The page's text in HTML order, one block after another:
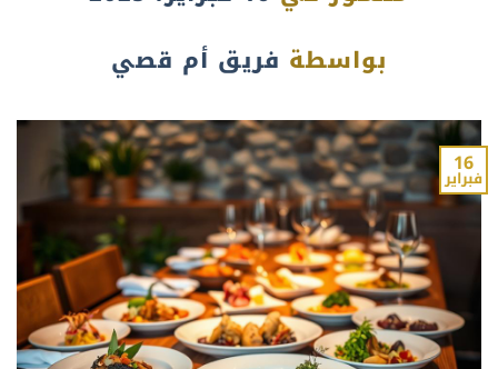
بواسطة فريق أم قصي
16
فبراير